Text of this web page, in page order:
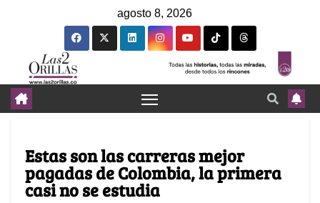
agosto 8, 2026
Estas son las carreras mejor
pagadas de Colombia, la primera
casi no se estudia